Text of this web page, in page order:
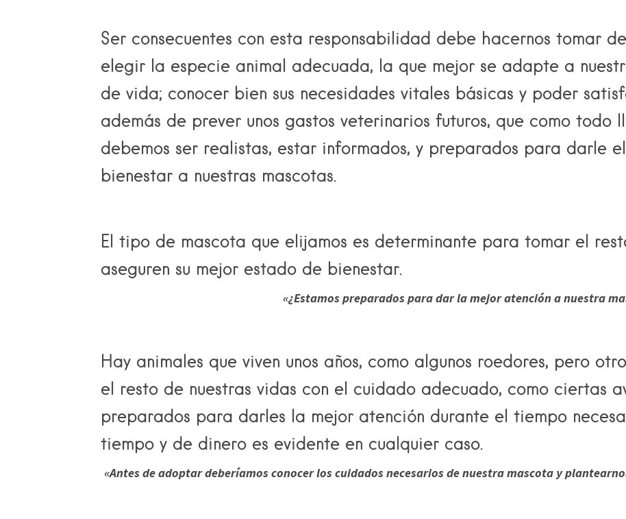
Ser consecuentes con esta responsabilidad debe hacernos tomar
elegir la especie animal adecuada, la que mejor se adapte a
de vida; conocer bien sus necesidades vitales básicas y poder
además de prever unos gastos veterinarios futuros, que como todo
debemos ser realistas, estar informados, y preparados para darle
bienestar a nuestras mascotas.
El tipo de mascota que elijamos es determinante para tomar el
aseguren su mejor estado de bienestar.
«¿Estamos preparados para dar la mejor atención a nuestra
Hay animales que viven unos años, como algunos roedores, pero
el resto de nuestras vidas con el cuidado adecuado, como ciertas
preparados para darles la mejor atención durante el tiempo
tiempo y de dinero es evidente en cualquier caso.
«Antes de adoptar deberíamos conocer los cuidados necesarios de nuestra mascota y